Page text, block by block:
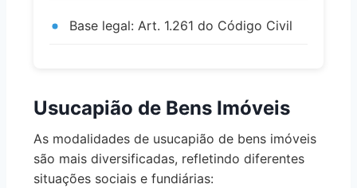
Base legal: Art. 1.261 do Código Civil
Usucapião de Bens Imóveis
As modalidades de usucapião de bens imóveis
são mais diversificadas, refletindo diferentes
situações sociais e fundiárias: